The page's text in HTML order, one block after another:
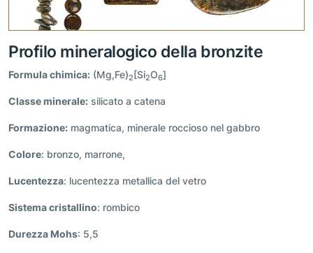
Profilo mineralogico della bronzite
Formula chimica: (Mg,Fe)2[Si2O6]
Classe minerale: silicato a catena
Formazione: magmatica, minerale roccioso nel gabbro
Colore: bronzo, marrone,
Lucentezza: lucentezza metallica del vetro
Sistema cristallino: rombico
Durezza Mohs: 5,5